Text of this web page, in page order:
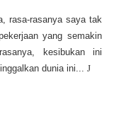
rasa-rasanya saya tak
yang semakin
kesibukan ini
dunia ini... J